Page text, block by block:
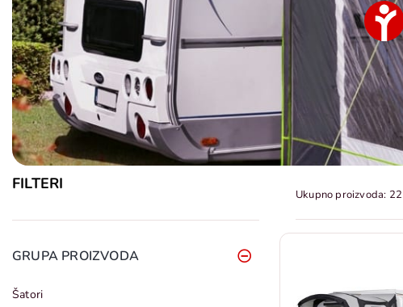
FILTERI
GRUPA PROIZVODA
Šatori
Ukupno proizvoda: 22